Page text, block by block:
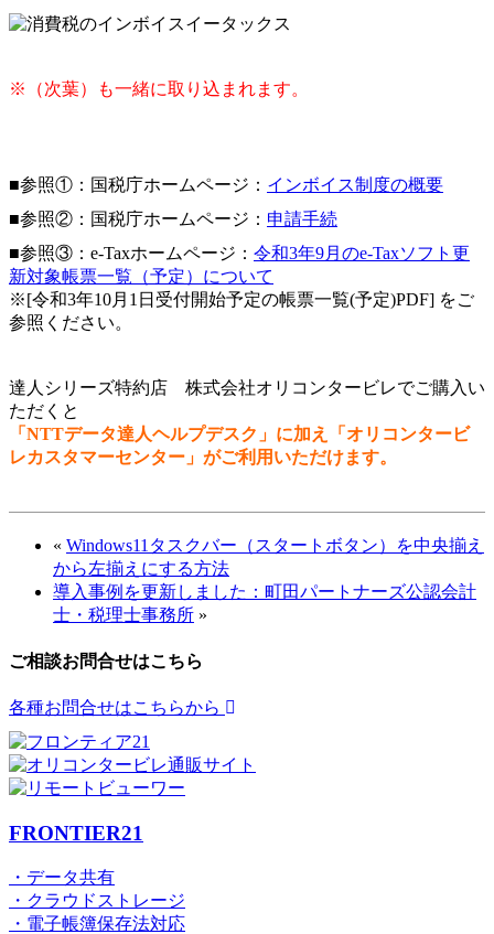
※（次葉）も一緒に取り込まれます。
■参照①：国税庁ホームページ： インボイス制度の概要
■参照②：国税庁ホームページ： 申請手続
■参照③：e-Taxホームページ： 令和3年9月のe-Taxソフト更
新対象帳票一覧（予定）について
※[令和3年10月1日受付開始予定の帳票一覧(予定)PDF] をご
参照ください。
達人シリーズ特約店 株式会社オリコンタービレでご購入い
ただくと
「NTTデータ達人ヘルプデスク」に加え「オリコンタービ
レカスタマーセンター」がご利用いただけます。
« Windows11タスクバー（スタートボタン）を中央揃え
から左揃えにする方法
導入事例を更新しました：町田パートナーズ公認会計
士・税理士事務所 »
ご相談お問合せはこちら
各種お問合せはこちらから
FRONTIER21
・データ共有
・クラウドストレージ
・電子帳簿保存法対応